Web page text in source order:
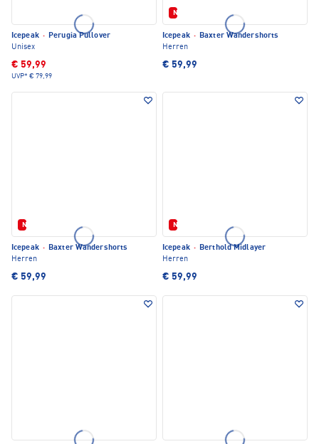
Icepeak · Perugia Pullover
Unisex
€ 59,99
UVP* € 79,99
Neu
Icepeak · Baxter Wandershorts
Herren
€ 59,99
Neu
Icepeak · Baxter Wandershorts
Herren
€ 59,99
Neu
Icepeak · Berthold Midlayer
Herren
€ 59,99